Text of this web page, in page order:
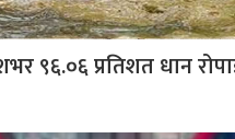
९६.०६ प्रतिशत धान